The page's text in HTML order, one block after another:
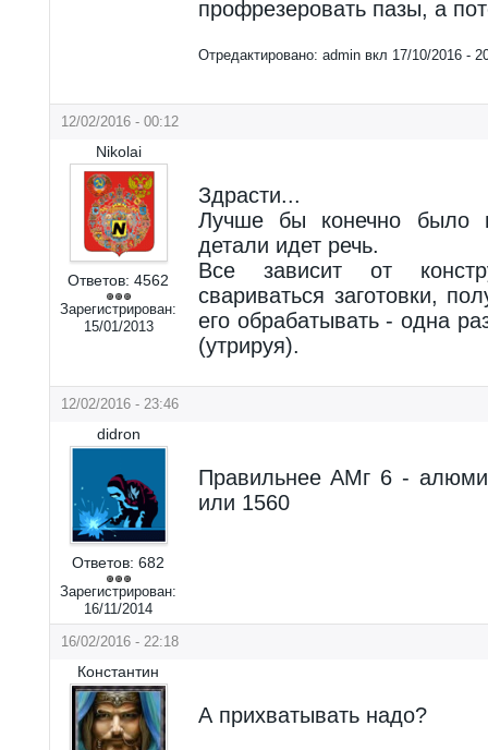
профрезеровать пазы, а
Отредактировано: adminвкл 17/10/2016 -
12/02/2016 - 00:12
Nikolai
Ответов: 4562
Зарегистрирован:
15/01/2013
Здрасти...
Лучше бы конечно было
детали идет речь.
Все зависит от
свариваться заготовки,
его обрабатывать - одна
(утрируя).
12/02/2016 - 23:46
didron
Ответов: 682
Зарегистрирован:
16/11/2014
Правильнее АМг 6 -
или 1560
16/02/2016 - 22:18
Константин
А прихватывать надо?